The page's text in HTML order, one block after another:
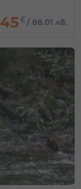
45 € /88.01 лв.